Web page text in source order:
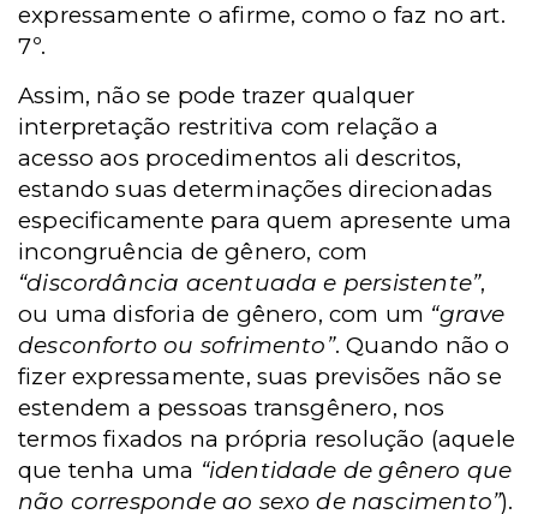
expressamente o afirme, como o faz no art.
7º.
Assim, não se pode trazer qualquer
interpretação restritiva com relação a
acesso aos procedimentos ali descritos,
estando suas determinações direcionadas
especificamente para quem apresente uma
incongruência de gênero, com
“discordância acentuada e persistente”,
ou uma disforia de gênero, com um “grave
desconforto ou sofrimento”. Quando não o
fizer expressamente, suas previsões não se
estendem a pessoas transgênero, nos
termos fixados na própria resolução (aquele
que tenha uma “identidade de gênero que
não corresponde ao sexo de nascimento”).